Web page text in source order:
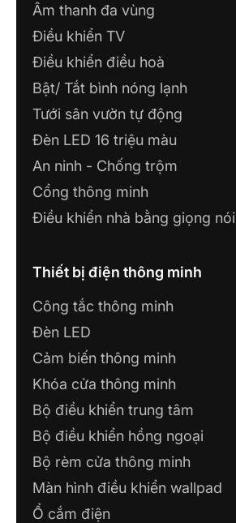
Âm thanh đa vùng
Điều khiển TV
Điều khiển điều hoà
Bật/ Tắt bình nóng lạnh
Tưới sân vườn tự động
Đèn LED 16 triệu màu
An ninh - Chống trộm
Cổng thông minh
Điều khiển nhà bằng giọng nói
Thiết bị điện thông minh
Công tắc thông minh
Đèn LED
Cảm biến thông minh
Khóa cửa thông minh
Bộ điều khiển trung tâm
Bộ điều khiển hồng ngoại
Bộ rèm cửa thông minh
Màn hình điều khiển wallpad
Ổ cắm điện